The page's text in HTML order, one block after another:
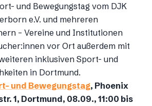
und Bewegungstag vom DJK
e.V. und mehreren
– Vereine und Institutionen
vor Ort außerdem mit
inklusiven Sport- und
in Dortmund.
und Bewegungstag, Phoenix
1, Dortmund, 08.09., 11:00 bis